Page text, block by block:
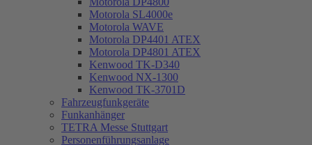
Motorola SL4000e
Motorola WAVE
Motorola DP4401 ATEX
Motorola DP4801 ATEX
Kenwood TK-D340
Kenwood NX-1300
Kenwood TK-3701D
Fahrzeugfunkgeräte
Funkanhänger
TETRA Messe Stuttgart
Personenführungsanlage